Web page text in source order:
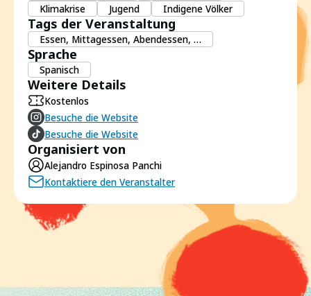
Klimakrise
Jugend Indigene Völker
Tags der Veranstaltung
Essen, Mittagessen, Abendessen, …
Sprache
Spanisch
Weitere Details
Kostenlos
Besuche die Website
Besuche die Website
Organisiert von
Alejandro Espinosa Panchi
Kontaktiere den Veranstalter